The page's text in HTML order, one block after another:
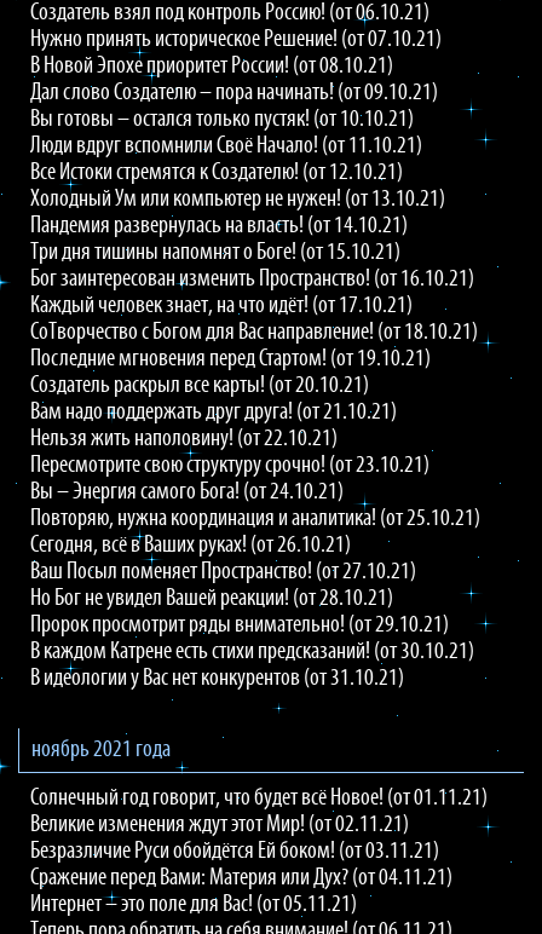
Создатель взял под контроль Россию! (от 06.10.21)
Нужно принять историческое Решение! (от 07.10.21)
В Новой Эпохе приоритет России! (от 08.10.21)
Дал слово Создателю – пора начинать! (от 09.10.21)
Вы готовы – остался только пустяк! (от 10.10.21)
Люди вдруг вспомнили Своё Начало! (от 11.10.21)
Все Истоки стремятся к Создателю! (от 12.10.21)
Холодный Ум или компьютер не нужен! (от 13.10.21)
Пандемия развернулась на власть! (от 14.10.21)
Три дня тишины напомнят о Боге! (от 15.10.21)
Бог заинтересован изменить Пространство! (от 16.10.21)
Каждый человек знает, на что идёт! (от 17.10.21)
СоТворчество с Богом для Вас направление! (от 18.10.21)
Последние мгновения перед Стартом! (от 19.10.21)
Создатель раскрыл все карты! (от 20.10.21)
Вам надо поддержать друг друга! (от 21.10.21)
Нельзя жить наполовину! (от 22.10.21)
Пересмотрите свою структуру срочно! (от 23.10.21)
Вы – Энергия самого Бога! (от 24.10.21)
Повторяю, нужна координация и аналитика! (от 25.10.21)
Сегодня, всё в Ваших руках! (от 26.10.21)
Ваш Посыл поменяет Пространство! (от 27.10.21)
Но Бог не увидел Вашей реакции! (от 28.10.21)
Пророк просмотрит ряды внимательно! (от 29.10.21)
В каждом Катрене есть стихи предсказаний! (от 30.10.21)
В идеологии у Вас нет конкурентов (от 31.10.21)
ноябрь 2021 года
Солнечный год говорит, что будет всё Новое! (от 01.11.21)
Великие изменения ждут этот Мир! (от 02.11.21)
Безразличие Руси обойдётся Ей боком! (от 03.11.21)
Сражение перед Вами: Материя или Дух? (от 04.11.21)
Интернет – это поле для Вас! (от 05.11.21)